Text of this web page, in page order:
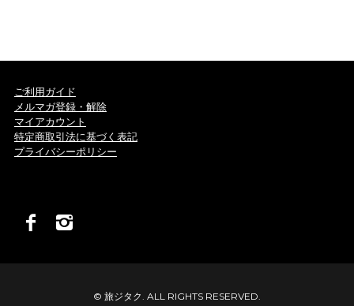
ご利用ガイド
メルマガ登録・解除
マイアカウント
特定商取引法に基づく表記
プライバシーポリシー
© 旅ジタク. ALL RIGHTS RESERVED.